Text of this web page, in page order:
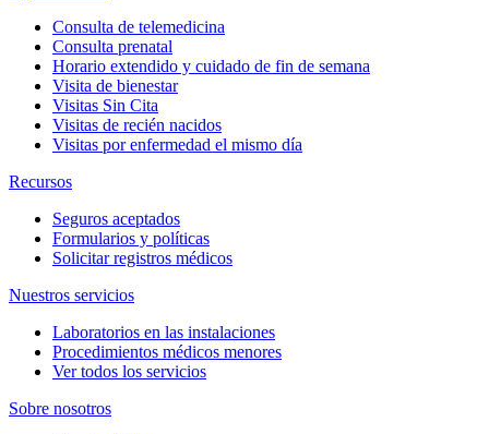
Consulta de telemedicina
Consulta prenatal
Horario extendido y cuidado de fin de semana
Visita de bienestar
Visitas Sin Cita
Visitas de recién nacidos
Visitas por enfermedad el mismo día
Recursos
Seguros aceptados
Formularios y políticas
Solicitar registros médicos
Nuestros servicios
Laboratorios en las instalaciones
Procedimientos médicos menores
Ver todos los servicios
Sobre nosotros